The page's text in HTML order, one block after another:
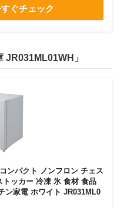
ぐチェック
JR031ML01WH」
ンパクト ノンフロン チェス
トッカー 冷凍 氷 食材 食品
ン家電 ホワイト JR031ML0